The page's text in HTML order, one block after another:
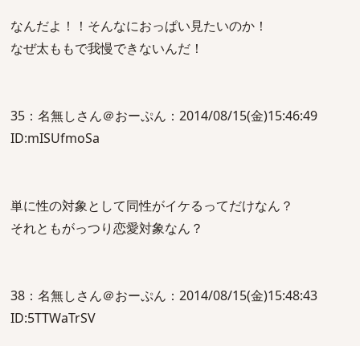
なんだよ！！そんなにおっぱい見たいのか！
なぜ太ももで我慢できないんだ！
35：名無しさん＠おーぷん：2014/08/15(金)15:46:49
ID:mISUfmoSa
単に性の対象として同性がイケるってだけなん？
それともがっつり恋愛対象なん？
38：名無しさん＠おーぷん：2014/08/15(金)15:48:43
ID:5TTWaTrSV